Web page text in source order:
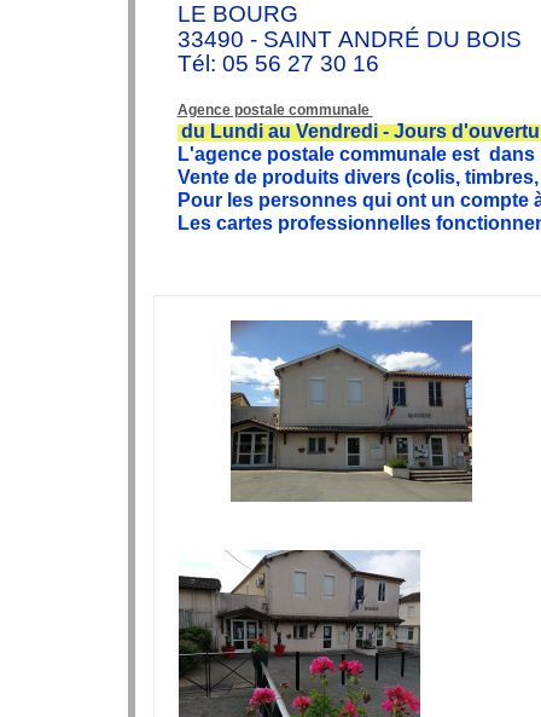
LE BOURG
33490 - SAINT ANDRÉ DU BOIS
Tél: 05 56 27 30 16
Agence postale communale
du Lundi au Vendredi - Jours
L'agence postale communale est
Vente de produits divers (colis,
Pour les personnes qui ont un compte
Les cartes professionnelles